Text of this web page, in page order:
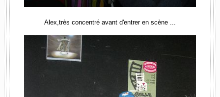
Alex,très concentré avant d'entrer en scène ...